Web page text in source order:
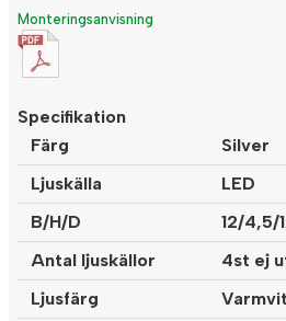
Monteringsanvisning
Specifikation
Färg
Silver
Ljuskälla
LED
B/H/D
12/4,5/
Antal ljuskällor
4st ej
Ljusfärg